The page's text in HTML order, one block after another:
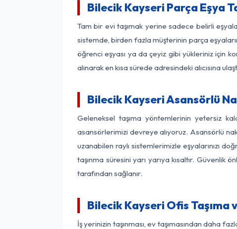
Bilecik Kayseri Parça Eşya
Tam bir evi taşımak yerine sadece belirli
sistemde, birden fazla müşterinin parça
öğrenci eşyası ya da çeyiz gibi yükleriniz için
alınarak en kısa sürede adresindeki alıcısına
Bilecik Kayseri Asansörlü
Geleneksel taşıma yöntemlerinin yetersiz
asansörlerimizi devreye alıyoruz. Asansörlü
uzanabilen raylı sistemlerimizle eşyalarınızı
taşınma süresini yarı yarıya kısaltır.
tarafından sağlanır.
Bilecik Kayseri Ofis Taşıma
İş yerinizin taşınması, ev taşımasından daha